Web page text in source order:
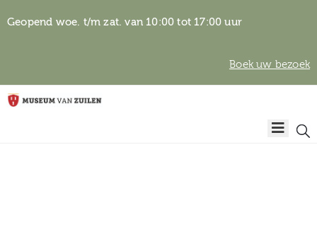
Geopend woe. t/m zat. van 10:00 tot 17:00 uur
Boek uw bezoek
Home
Algemene